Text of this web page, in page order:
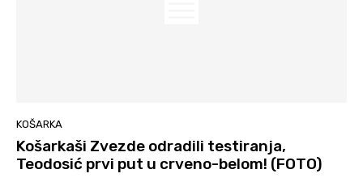
KOŠARKA
Košarkaši Zvezde odradili testiranja,
Teodosić prvi put u crveno-belom! (FOTO)